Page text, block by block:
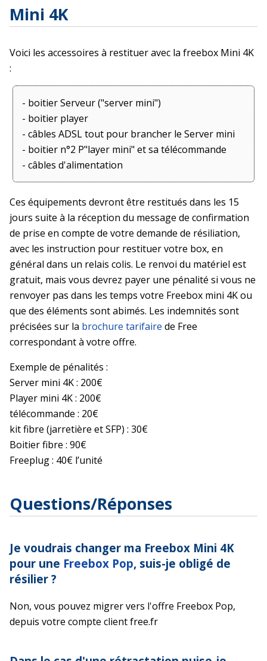
Mini 4K
Voici les accessoires à restituer avec la freebox Mini 4K
:
- boitier Serveur ("server mini")
- boitier player
- câbles ADSL tout pour brancher le Server mini
- boitier n°2 P"layer mini" et sa télécommande
- câbles d'alimentation
Ces équipements devront être restitués dans les 15
jours suite à la réception du message de confirmation
de prise en compte de votre demande de résiliation,
avec les instruction pour restituer votre box, en
général dans un relais colis. Le renvoi du matériel est
gratuit, mais vous devrez payer une pénalité si vous ne
renvoyer pas dans les temps votre Freebox mini 4K ou
que des éléments sont abimés. Les indemnités sont
précisées sur la brochure tarifaire de Free
correspondant à votre offre.
Exemple de pénalités :
Server mini 4K : 200€
Player mini 4K : 200€
télécommande : 20€
kit fibre (jarretière et SFP) : 30€
Boitier fibre : 90€
Freeplug : 40€ l’unité
Questions/Réponses
Je voudrais changer ma Freebox Mini 4K
pour une Freebox Pop, suis-je obligé de
résilier ?
Non, vous pouvez migrer vers l'offre Freebox Pop,
depuis votre compte client free.fr